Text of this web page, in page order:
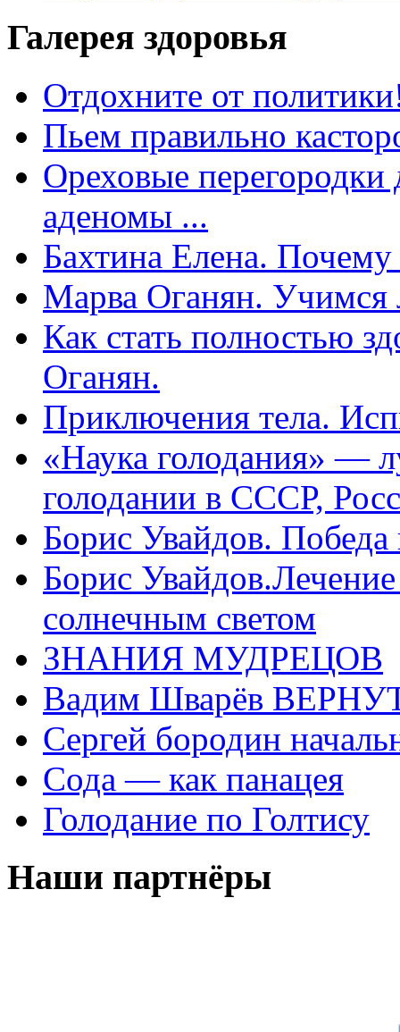
Галерея здоровья
Отдохните от
Пьем правильно
Ореховые перегородки
аденомы ...
Бахтина Елена.
Марва Оганян. Учимся
Как стать полностью
Оганян.
Приключения тела.
«Наука голодания» —
голодании в СССР,
Борис Увайдов.
Борис
солнечным светом
ЗНАНИЯ МУДРЕЦОВ
Вадим Шварёв
Сергей бородин
Сода — как панацея
Голодание по Голтису
Наши партнёры